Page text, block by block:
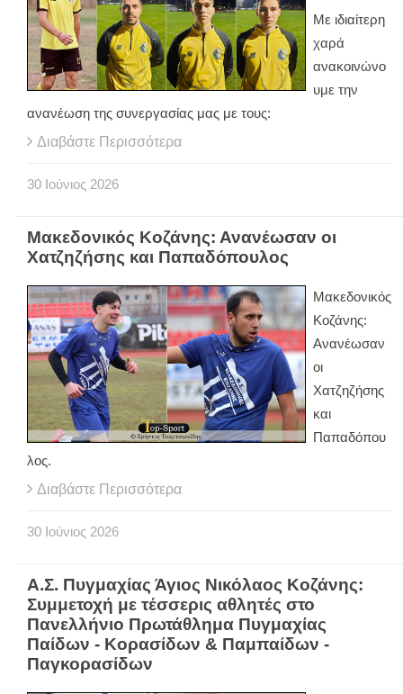
Με ιδιαίτερη
χαρά
ανακοινώνο
υμε την
ανανέωση της συνεργασίας μας με τους:
Διαβάστε Περισσότερα
30 Ιούνιος 2026
Μακεδονικός Κοζάνης: Ανανέωσαν οι
Χατζηζήσης και Παπαδόπουλος
Μακεδονικός
Κοζάνης:
Ανανέωσαν
οι
Χατζηζήσης
και
Παπαδόπου
λος.
Διαβάστε Περισσότερα
30 Ιούνιος 2026
Α.Σ. Πυγμαχίας Άγιος Νικόλαος Κοζάνης:
Συμμετοχή με τέσσερις αθλητές στο
Πανελλήνιο Πρωτάθλημα Πυγμαχίας
Παίδων - Κορασίδων & Παμπαίδων -
Παγκορασίδων